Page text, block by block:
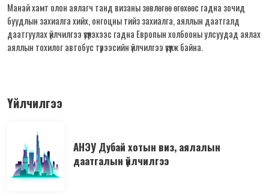
Манай хамт олон аялагч танд визаны зөвлөгөө өгөхөөс гадна зочид
буудлын захиалга хийх, онгоцны тийз захиалга, аяллын даатгалд
даатгуулах үйлчилгээ үзүүлэхээс гадна Европын холбооны улсуудад аялах
аяллын тохилог автобус түрээсийн үйлчилгээ үзүүлж байна.
Үйлчилгээ
АНЭУ Дубай хотын виз, аялалын
даатгалын үйлчилгээ